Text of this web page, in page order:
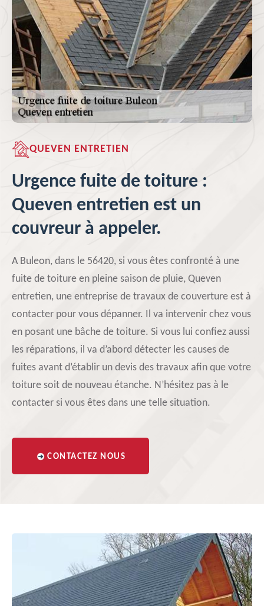
QUEVEN ENTRETIEN
Urgence fuite de toiture :
Queven entretien est un
couvreur à appeler.
A Buleon, dans le 56420, si vous êtes confronté à une
fuite de toiture en pleine saison de pluie, Queven
entretien, une entreprise de travaux de couverture est à
contacter pour vous dépanner. Il va intervenir chez vous
en posant une bâche de toiture. Si vous lui confiez aussi
les réparations, il va d’abord détecter les causes de
fuites avant d’établir un devis des travaux afin que votre
toiture soit de nouveau étanche. N’hésitez pas à le
contacter si vous êtes dans une telle situation.
CONTACTEZ NOUS